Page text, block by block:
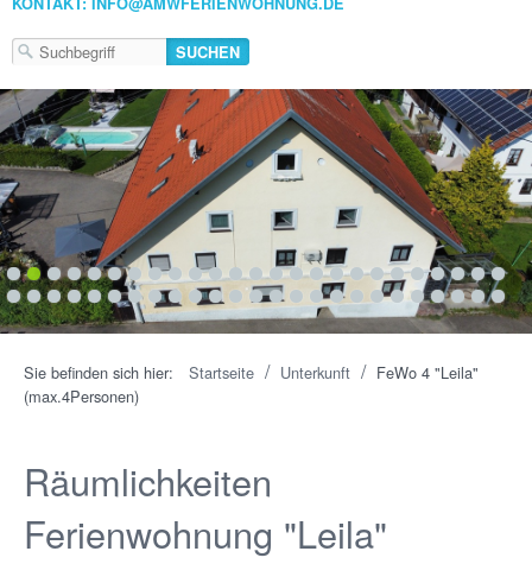
1 2 3 4 5 6 7 8 910111213141516171819202122232425
262728293031323334 3536 37 383940 41424344454647484950
Sie befinden sich hier: Startseite / Unterkunft / FeWo 4 "Leila"
(max.4Personen)
Räumlichkeiten
Ferienwohnung "Leila"